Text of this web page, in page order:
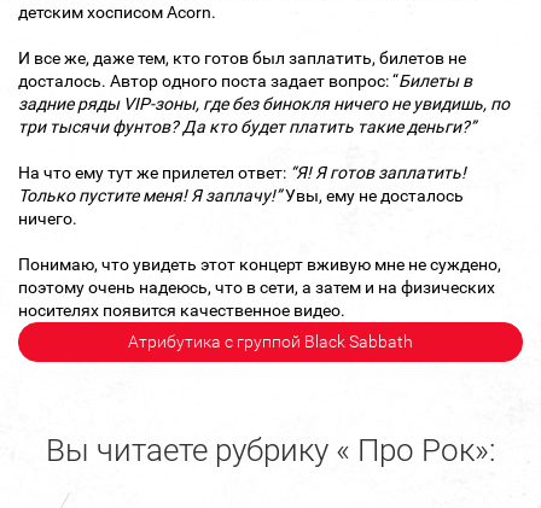
детским хосписом Acorn.
И все же, даже тем, кто готов был заплатить, билетов не
досталось. Автор одного поста задает вопрос: “Билеты в
задние ряды VIP-зоны, где без бинокля ничего не увидишь, по
три тысячи фунтов? Да кто будет платить такие деньги?”
На что ему тут же прилетел ответ: “Я! Я готов заплатить!
Только пустите меня! Я заплачу!”Увы, ему не досталось
ничего.
Понимаю, что увидеть этот концерт вживую мне не суждено,
поэтому очень надеюсь, что в сети, а затем и на физических
носителях появится качественное видео.
Атрибутика с группой Black Sabbath
Вы читаете рубрику « Про Рок»: